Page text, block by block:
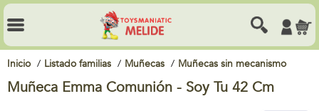
Inicio Listado familias Muñecas Muñecas sin mecanismo
Muñeca Emma Comunión - Soy Tu 42 Cm